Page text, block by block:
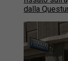
dalla